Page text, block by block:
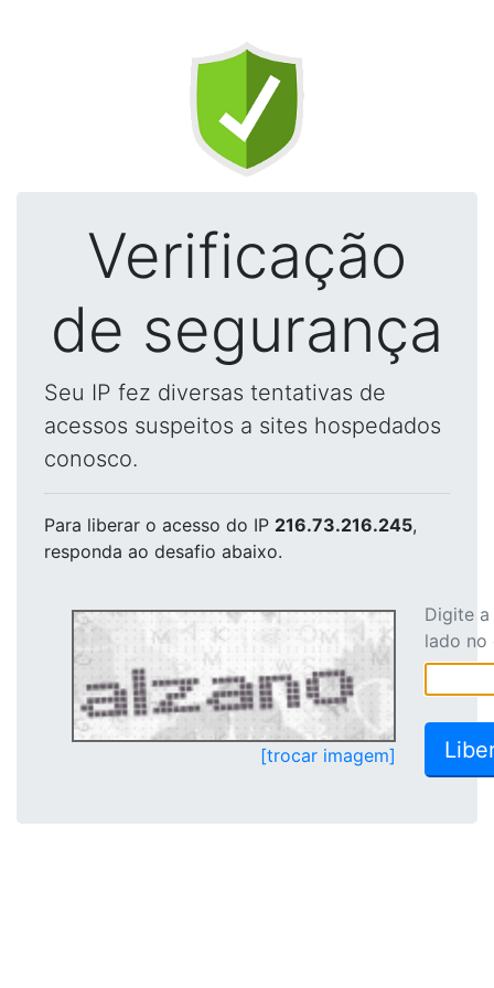
Verificação
de segurança
Seu IP fez diversas tentativas de
acessos suspeitos a sites hospedados
conosco.
Para liberar o acesso do IP 216.73.216.245,
responda ao desafio abaixo.
[trocar imagem]
Digite
lado no